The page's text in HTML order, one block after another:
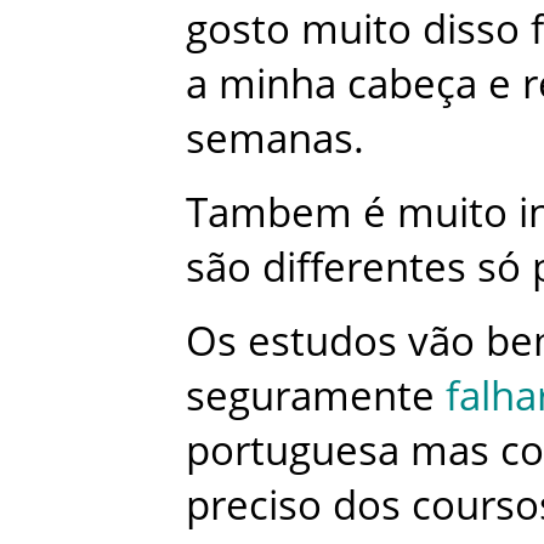
gosto muito disso
a minha cabeça e
semanas.
Tambem é muito
são differentes só
Os estudos vão
seguramente
portuguesa mas
preciso dos